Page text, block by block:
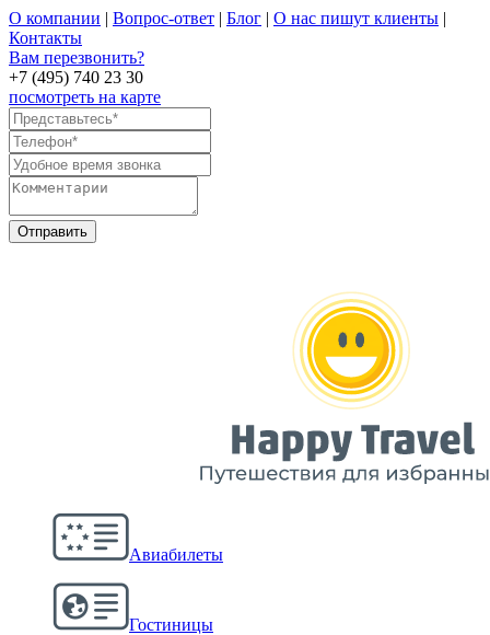
О компании | Вопрос-ответ | Блог | О нас пишут клиенты |
Контакты
Вам перезвонить?
+7 (495) 740 23 30
посмотреть на карте
Авиабилеты
Гостиницы